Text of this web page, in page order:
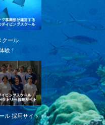
クール
験！
ル 採用サイト